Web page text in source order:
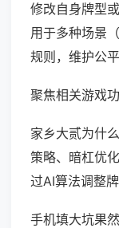
修改自身牌型
用于多种场景
规则，维护公平
聚焦相关游戏
家乡大贰为什
策略、暗杠优
过AI算法调整
手机填大坑果